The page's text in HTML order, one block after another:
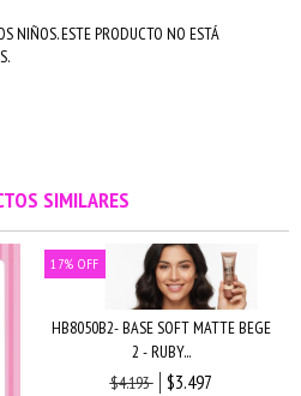
NIÑOS. ESTE PRODUCTO NO ESTÁ
SIMILARES
17% OFF
HB8050B2- BASE SOFT MATTE BEGE
2 - RUBY...
$4.193
$3.497